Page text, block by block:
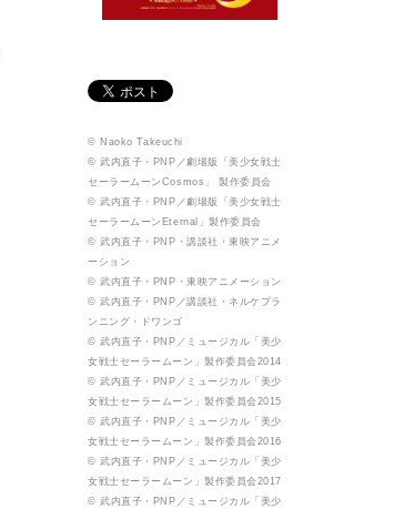
© Naoko Takeuchi
© 武内直子・PNP／劇場版「美少女戦士
セーラームーンCosmos」 製作委員会
© 武内直子・PNP／劇場版「美少女戦士
セーラームーンEternal」製作委員会
© 武内直子・PNP・講談社・東映アニメ
ーション
© 武内直子・PNP・東映アニメーション
© 武内直子・PNP／講談社・ネルケプラ
ンニング・ドワンゴ
© 武内直子・PNP／ミュージカル「美少
女戦士セーラームーン」製作委員会2014
© 武内直子・PNP／ミュージカル「美少
女戦士セーラームーン」製作委員会2015
© 武内直子・PNP／ミュージカル「美少
女戦士セーラームーン」製作委員会2016
© 武内直子・PNP／ミュージカル「美少
女戦士セーラームーン」製作委員会2017
© 武内直子・PNP／ミュージカル「美少